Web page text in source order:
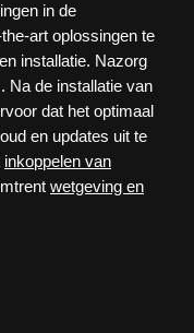
in de
art oplossingen te
installatie. Nazorg
Na de installatie van
dat het optimaal
en updates uit te
inkoppelen van
wetgeving en